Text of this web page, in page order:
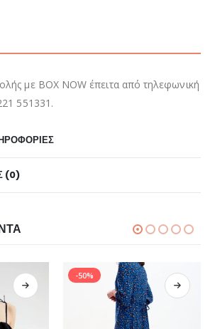
με BOX NOW έπειτα από τηλεφωνική
551331.
(0)
-50%